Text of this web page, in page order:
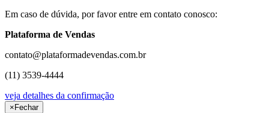
Em caso de dúvida, por favor entre em contato conosco:
Plataforma de Vendas
contato@plataformadevendas.com.br
(11) 3539-4444
veja detalhes da confirmação
× Fechar